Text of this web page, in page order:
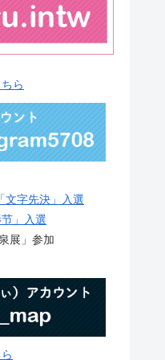
ら
文字先決」入選
」入選
展」参加